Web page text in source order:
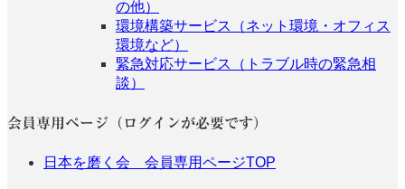
の他）
環境構築サービス（ネット環境・オフィス
環境など）
緊急対応サービス（トラブル時の緊急相
談）
会員専用ページ（ログインが必要です）
日本を磨く会 会員専用ページTOP